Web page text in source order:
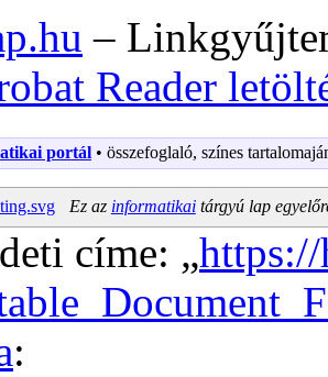
–
Reader
portál • összefoglaló, színes
Ez az informatikaitárgyú lap
címe: „
: